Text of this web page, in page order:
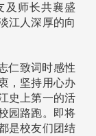
及师长共襄盛
江人深厚的向
仁致词时感性
，坚持用心办
史上第一的活
园路跑。即将
是校友们团结